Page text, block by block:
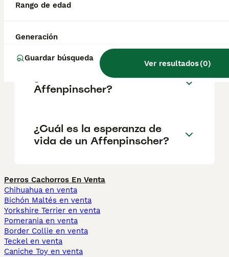
Rango de edad
Generación
Guardar búsqueda
Ver resultados(0)
Affenpinscher?
¿Qué tamaño tiene un
Affenpinscher?
¿Cuál es la esperanza de
vida de un Affenpinscher?
Perros Cachorros En Venta
Chihuahua en venta
Bichón Maltés en venta
Yorkshire Terrier en venta
Pomerania en venta
Border Collie en venta
Teckel en venta
Caniche Toy en venta